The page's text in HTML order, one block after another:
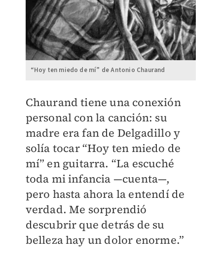
“Hoy ten miedo de mí” de Antonio Chaurand
Chaurand tiene una conexión
personal con la canción: su
madre era fan de Delgadillo y
solía tocar “Hoy ten miedo de
mí” en guitarra. “La escuché
toda mi infancia —cuenta—,
pero hasta ahora la entendí de
verdad. Me sorprendió
descubrir que detrás de su
belleza hay un dolor enorme.”